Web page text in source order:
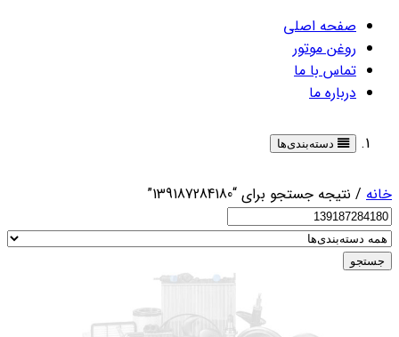
صفحه اصلی
روغن موتور
تماس با ما
درباره ما
دسته‌بندی‌ها
خانه / نتیجه جستجو برای “139187284180”
جستجو